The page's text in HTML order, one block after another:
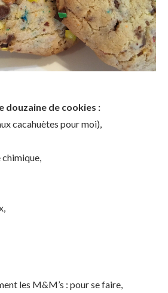
douzaine de cookies :
cacahuètes pour moi),
chimique,
les M&M’s : pour se faire,